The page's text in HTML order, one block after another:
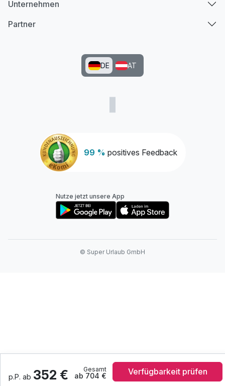
p.P. ab 352 € Gesamt
ab 704 € Verfügbarkeit prüfen
99 % positives Feedback
Unternehmen
Partner
DE AT
Nutze jetzt unsere App
© Super Urlaub GmbH